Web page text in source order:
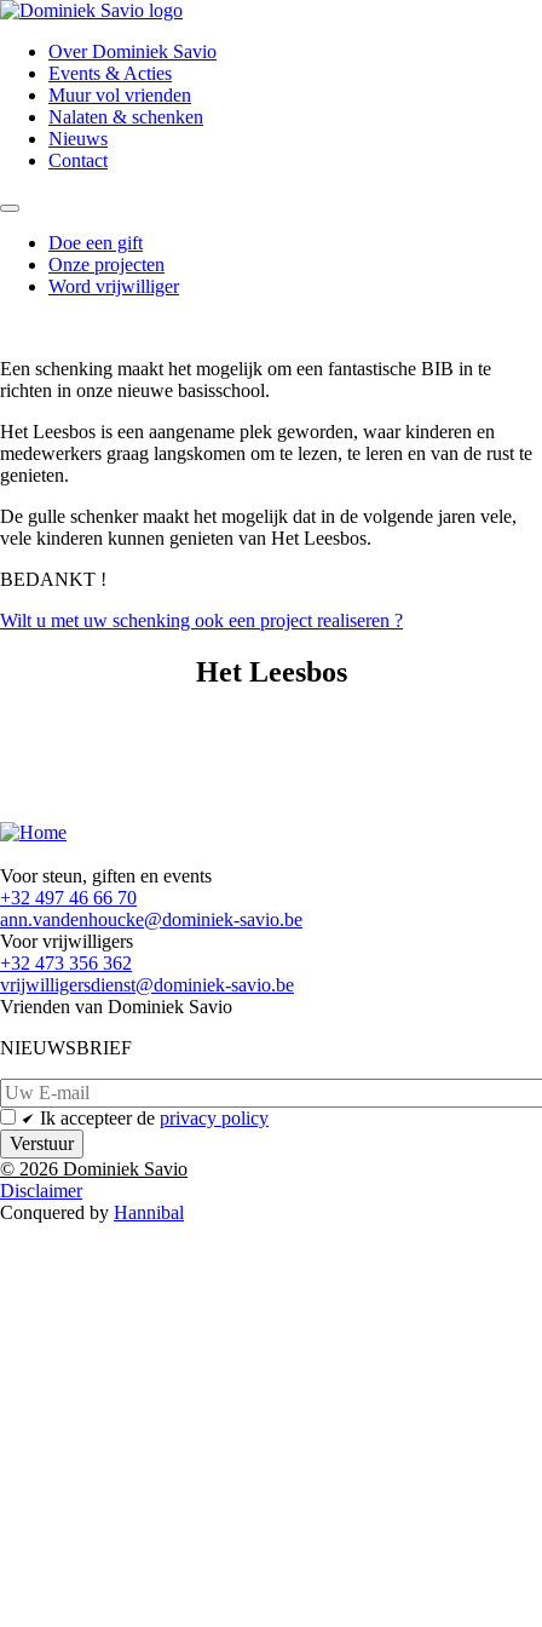
Over Dominiek Savio
Events & Acties
Muur vol vrienden
Nalaten & schenken
Nieuws
Contact
Doe een gift
Onze projecten
Word vrijwilliger
Een schenking maakt het mogelijk om een fantastische BIB in te
richten in onze nieuwe basisschool.
Het Leesbos is een aangename plek geworden, waar kinderen en
medewerkers graag langskomen om te lezen, te leren en van de rust te
genieten.
De gulle schenker maakt het mogelijk dat in de volgende jaren vele,
vele kinderen kunnen genieten van Het Leesbos.
BEDANKT !
Wilt u met uw schenking ook een project realiseren ?
Het Leesbos
Voor steun, giften en events
+32 497 46 66 70
ann.vandenhoucke@dominiek-savio.be
Voor vrijwilligers
+32 473 356 362
vrijwilligersdienst@dominiek-savio.be
Vrienden van Dominiek Savio
NIEUWSBRIEF
Email
Ik accepteer de privacy policy
© 2026 Dominiek Savio
Disclaimer
Conquered by Hannibal